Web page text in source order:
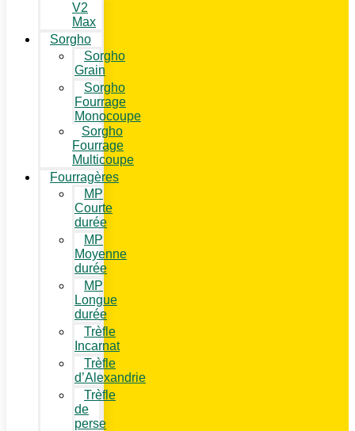
V2
Max
Sorgho
Sorgho
Grain
Sorgho
Fourrage
Monocoupe
Sorgho
Fourrage
Multicoupe
Fourragères
MP
Courte
durée
MP
Moyenne
durée
MP
Longue
durée
Trèfle
Incarnat
Trèfle
d’Alexandrie
Trèfle
de
perse